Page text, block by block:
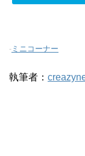
- ミニコーナー
執筆者：